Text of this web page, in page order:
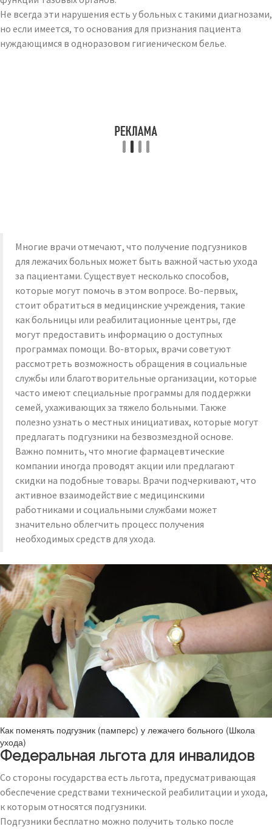
Не всегда эти нарушения есть у больных с такими диагнозами,
но если имеется, то основания для признания пациента
нуждающимся в одноразовом гигиеническом белье.
Многие врачи отмечают, что получение подгузников
для лежачих больных может быть важной частью ухода
за пациентами. Существует несколько способов,
которые могут помочь в этом вопросе. Во-первых,
стоит обратиться в медицинские учреждения, такие
как больницы или реабилитационные центры, где
могут предоставить информацию о доступных
программах помощи. Во-вторых, врачи советуют
рассмотреть возможность обращения в социальные
службы или благотворительные организации, которые
часто имеют специальные программы для поддержки
семей, ухаживающих за тяжело больными. Также
полезно узнать о местных инициативах, которые могут
предлагать подгузники на безвозмездной основе.
Важно помнить, что многие фармацевтические
компании иногда проводят акции или предлагают
скидки на подобные товары. Врачи подчеркивают, что
активное взаимодействие с медицинскими
работниками и социальными службами может
значительно облегчить процесс получения
необходимых средств для ухода.
Как поменять подгузник (памперс) у лежачего больного (Школа
ухода)
Федеральная льгота для инвалидов
Со стороны государства есть льгота, предусматривающая
обеспечение средствами технической реабилитации и ухода,
к которым относятся подгузники.
Подгузники бесплатно можно получить только после